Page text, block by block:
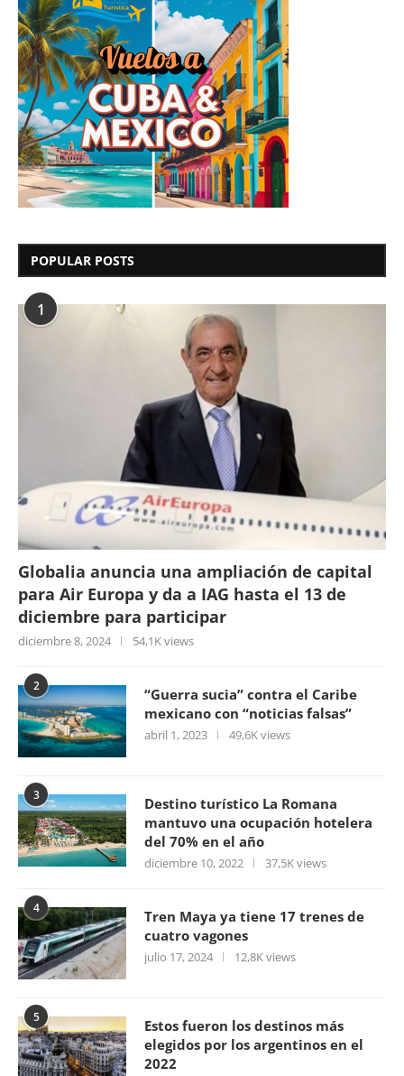
POPULAR POSTS
1
Globalia anuncia una ampliación de capital
para Air Europa y da a IAG hasta el 13 de
diciembre para participar
diciembre 8, 2024 54,1K views
2
“Guerra sucia” contra el Caribe
mexicano con “noticias falsas”
abril 1, 2023 49,6K views
3
Destino turístico La Romana
mantuvo una ocupación hotelera
del 70% en el año
diciembre 10, 2022 37,5K views
4
Tren Maya ya tiene 17 trenes de
cuatro vagones
julio 17, 2024 12,8K views
5
Estos fueron los destinos más
elegidos por los argentinos en el
2022